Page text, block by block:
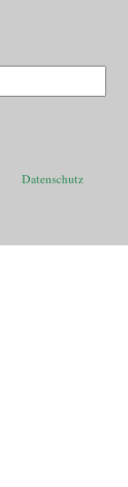
Datenschutz